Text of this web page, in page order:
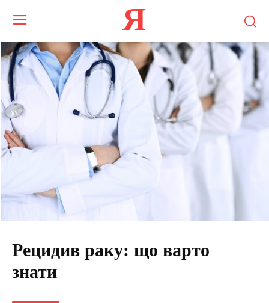
Я
Рецидив раку: що варто
знати